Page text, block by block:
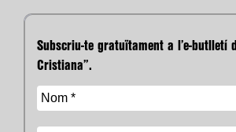
Subscriu-te gratuïtament a l’e-butlletí
Cristiana”.